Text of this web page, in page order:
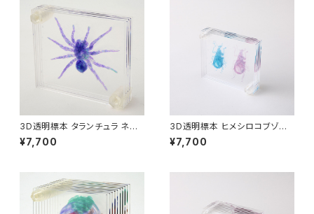
3D透明標本 タランチュラ ネジ
3Dデータ収録USBメモリ付
¥7,700
3D透明標本 ヒメシロコブゾウ
ムシ ネジ 3Dデータ収録USBメ
モリ付
¥7,700